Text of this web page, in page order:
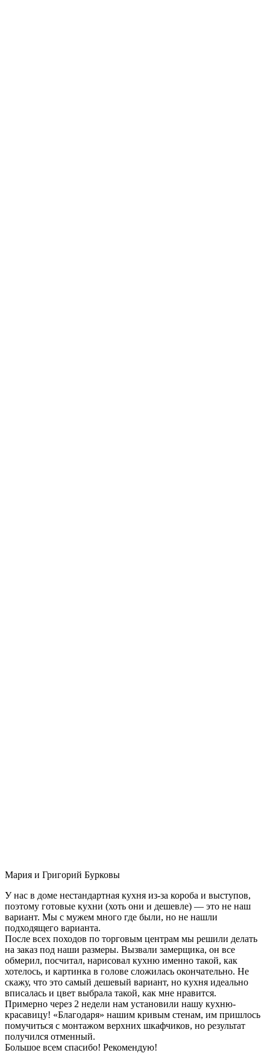
Мария и Григорий Бурковы
У нас в доме нестандартная кухня из-за короба и выступов,
поэтому готовые кухни (хоть они и дешевле) — это не наш
вариант. Мы с мужем много где были, но не нашли
подходящего варианта.
После всех походов по торговым центрам мы решили делать
на заказ под наши размеры. Вызвали замерщика, он все
обмерил, посчитал, нарисовал кухню именно такой, как
хотелось, и картинка в голове сложилась окончательно. Не
скажу, что это самый дешевый вариант, но кухня идеально
вписалась и цвет выбрала такой, как мне нравится.
Примерно через 2 недели нам установили нашу кухню-
красавицу! «Благодаря» нашим кривым стенам, им пришлось
помучиться с монтажом верхних шкафчиков, но результат
получился отменный.
Большое всем спасибо! Рекомендую!